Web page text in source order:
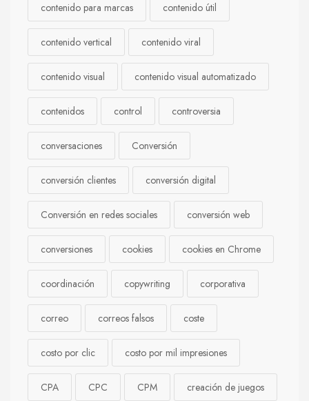
contenido para marcas contenido útil
contenido vertical contenido viral
contenido visual contenido visual automatizado
contenidos control controversia
conversaciones Conversión
conversión clientes conversión digital
Conversión en redes sociales conversión web
conversiones cookies cookies en Chrome
coordinación copywriting corporativa
correo correos falsos coste
costo por clic costo por mil impresiones
CPA CPC CPM creación de juegos